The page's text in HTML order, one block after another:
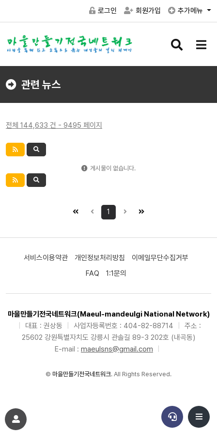
로그인 회원가입 추가메뉴
검
버
메
버
관련 뉴스
전체 144,633 건 - 9495 페이지
게시물이 없습니다.
1
서비스이용약관 개인정보처리방침
이메일무단수집거부
FAQ
1:1문의
마을만들기전국네트워크(Maeul-mandeulgi National Network)
대표 : 권상동 사업자등록번호 : 404-82-88714
주소 :
25602 강원특별자치도 강릉시 관솔길 89-3 202호 (내곡동)
E-mail : maeulsns@gmail.com
© 마을만들기전국네트워크. All Rights Reserved.